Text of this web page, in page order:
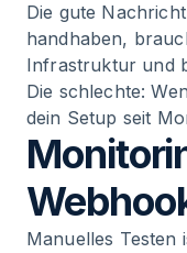
Die gute
handhaben,
Infrastruktur und
Die schlechte:
dein Setup seit
Manuelles Testen